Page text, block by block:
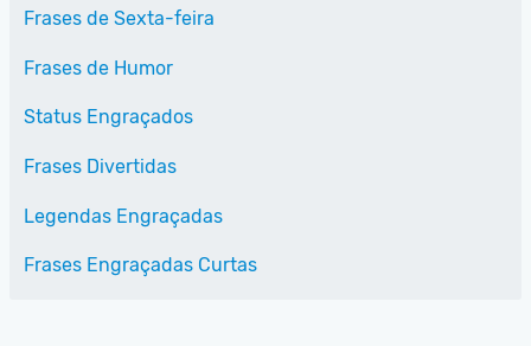
Frases de Sexta-feira
Frases de Humor
Status Engraçados
Frases Divertidas
Legendas Engraçadas
Frases Engraçadas Curtas